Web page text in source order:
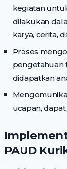
kegiatan
dilakukan
karya, cerita,
Proses
pengetahuan
didapatkan
ucapan,
PAUD